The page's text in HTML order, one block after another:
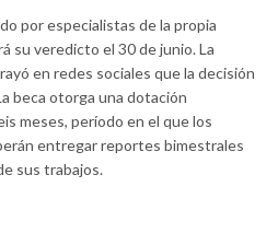
por especialistas de la propia
su veredicto el 30 de junio. La
en redes sociales que la decisión
beca otorga una dotación
meses, período en el que los
entregar reportes bimestrales
sus trabajos.